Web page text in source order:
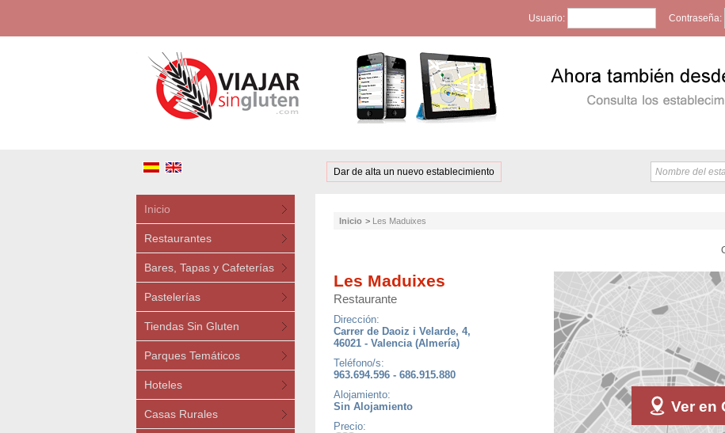
Usuario: Contraseña:
Dar de alta un nuevo establecimiento
Inicio
Restaurantes
Bares, Tapas y Cafeterías
Pastelerías
Tiendas Sin Gluten
Parques Temáticos
Hoteles
Casas Rurales
Inicio > Les Maduixes
Ver en
Les Maduixes
Restaurante
Dirección:
Carrer de Daoiz i Velarde, 4,
46021 - Valencia (Almería)
Teléfono/s:
963.694.596 - 686.915.880
Alojamiento:
Sin Alojamiento
Precio: